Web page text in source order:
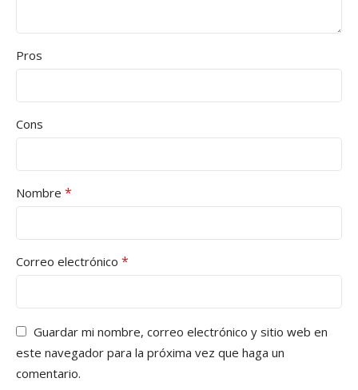
Pros
Cons
Nombre *
Correo electrónico *
Guardar mi nombre, correo electrónico y sitio web en
este navegador para la próxima vez que haga un
comentario.